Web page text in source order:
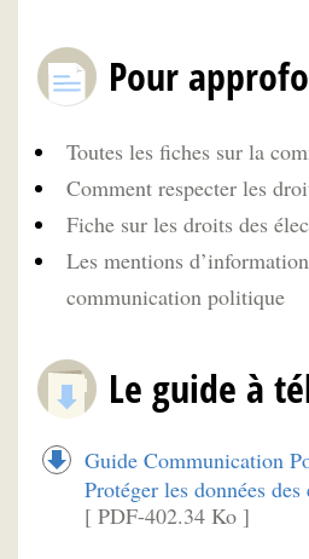
Pour
Toutes les fiches sur la
Comment respecter les
Fiche sur les droits des
Les mentions
communication politique
Le guide à
Guide Communication
Protéger les données des
[ PDF-402.34 Ko ]